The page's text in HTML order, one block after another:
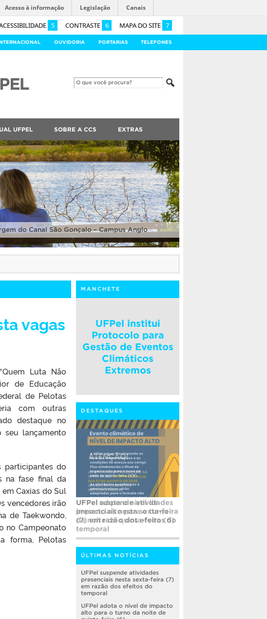
5 CONTRASTE 6 MAPA DO SITE 7
Acesso à informação Legislação Canais
OUVIDORIA PORTARIAS TELEFONES
UFPEL SOBRE A CCS EXTRAS
do Canal São Gonçalo – Campus Anglo
vagas
Luta Não
de Educação
de Pelotas
com outras
destaque no
seu lançamento
participantes do
na fase final da
Caxias do Sul
vencedores irão
de Taekwondo,
no Campeonato
forma, Pelotas
MANCHETE
UFPel institui
Protocolo para
Gestão de Eventos
Climáticos
Extremos
DESTAQUES
UFPel adota o nível de
impacto alto para o turno
da noite de quinta-feira (6)
ÚLTIMAS NOTÍCIAS
UFPel suspende atividades
presenciais nesta sexta-feira (7)
em razão dos efeitos do
temporal
UFPel adota o nível de impacto
alto para o turno da noite de